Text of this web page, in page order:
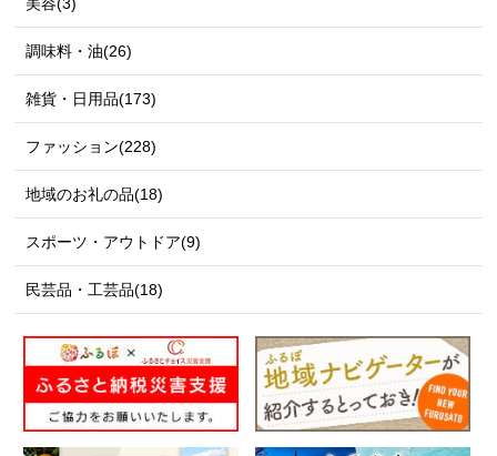
調味料・油(26)
雑貨・日用品(173)
ファッション(228)
地域のお礼の品(18)
スポーツ・アウトドア(9)
民芸品・工芸品(18)